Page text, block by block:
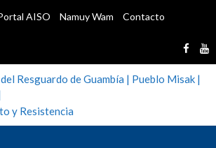
AISO Namuy Wam Contacto
del Resguardo de Guambía
| Nu NakChak| AISO |
Resguardo De Guambía, Pueblo Misak,